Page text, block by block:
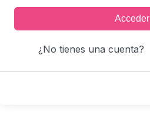
Acceder
¿No tienes una cuenta?